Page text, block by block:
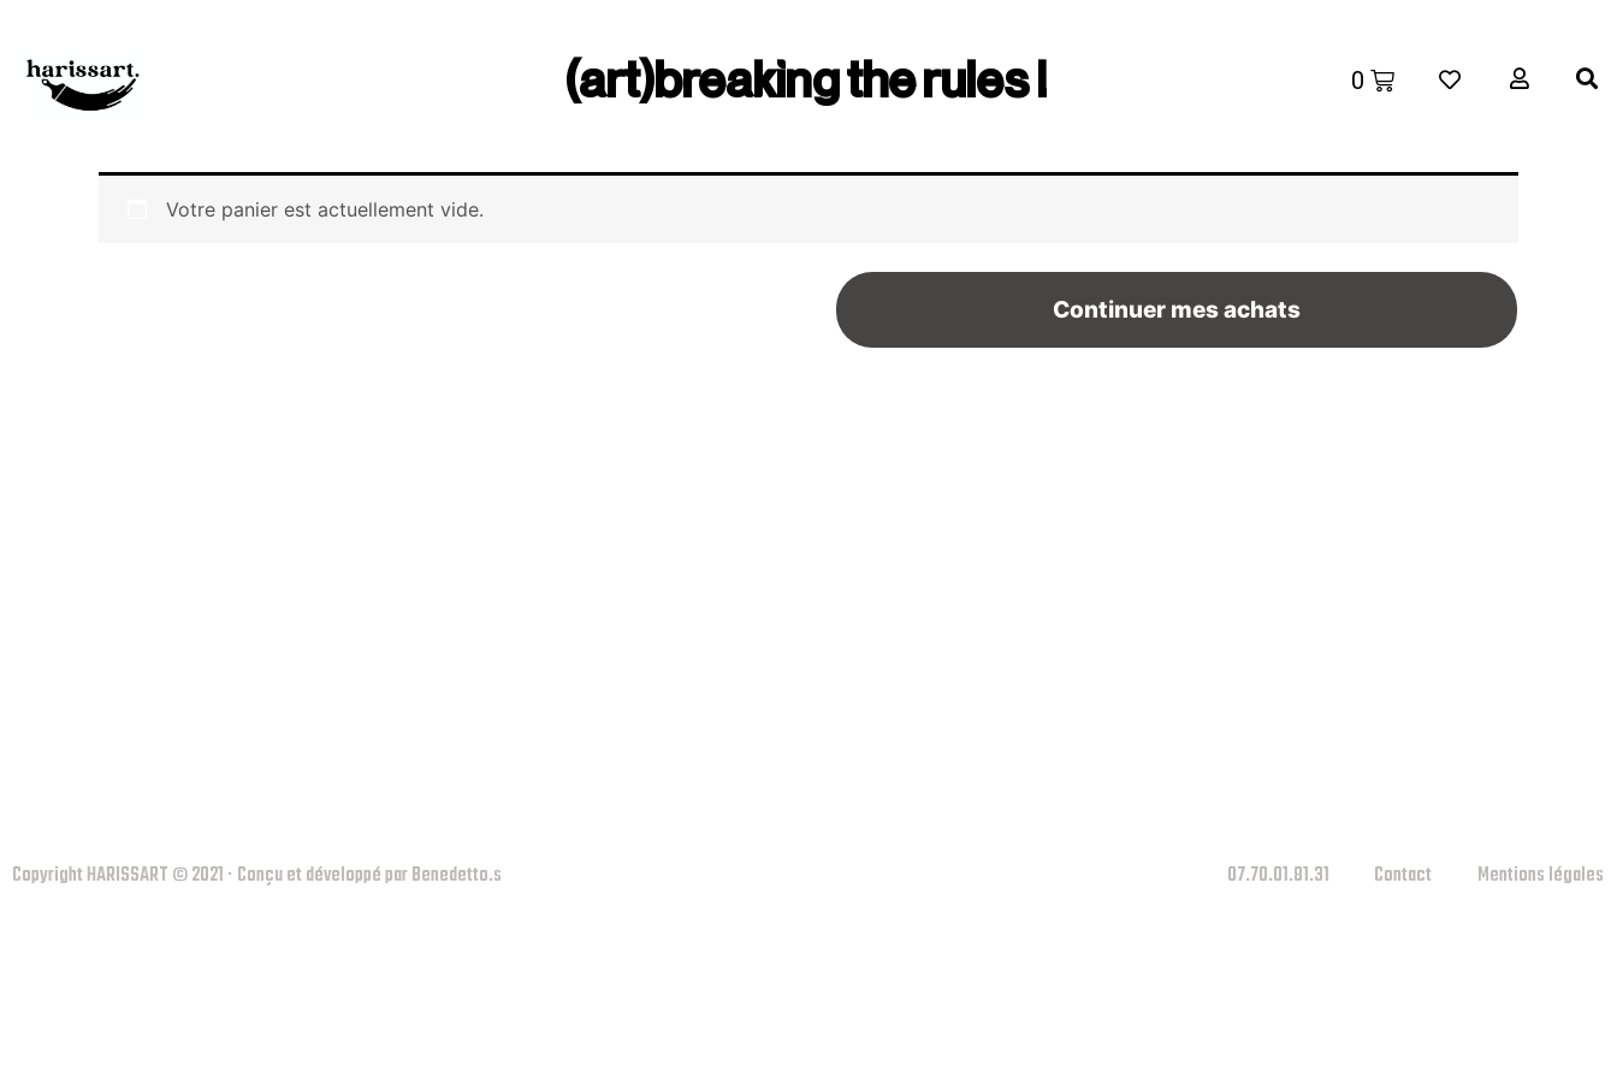
(art)breaking the rules !
Votre panier est actuellement vide.
Continuer mes achats
Copyright HARISSART © 2021 · Conçu et développé par Benedetto.s 07.70.01.81.31 Contact Mentions légales